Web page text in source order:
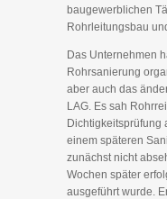
baugewerblichen
Rohrleitungsbau
Das Unternehmen
Rohrsanierung
aber auch das
LAG. Es sah
Dichtigkeitsprüfung
einem späteren
zunächst nicht
Wochen später
ausgeführt wurde.